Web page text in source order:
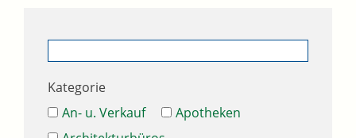
Kategorie
An- u. Verkauf
Apotheken